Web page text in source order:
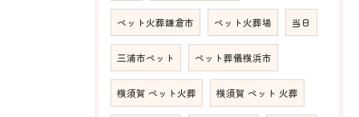
ペット火葬鎌倉市 ペット火葬場 当日
三浦市ペット ペット葬儀横浜市
横須賀 ペット火葬 横須賀 ペット 火葬